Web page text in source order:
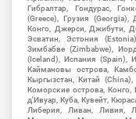
Гибралтар, Гондурас,
(Greece), Грузия
Конго, Джерси, Джибути,
Эсватин, Эстония
Зимбабве (Zimbabwe),
(Iceland), Испания (Spain),
Каймановы острова,
Кыргызстан, Китай
Коморские острова, Конго,
д'Ивуар, Куба, Кувейт,
Либерия, Ливан, Ливия,